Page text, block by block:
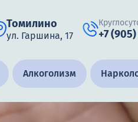
Томилино
ул. Гаршина, 17 +7
Алкоголизм